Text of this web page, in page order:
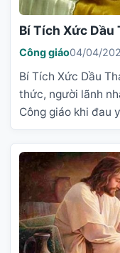
Bí Tích Xức Dầu
Công giáo04/04/
Bí Tích Xức Dầu
thức, người lãnh
Công giáo khi đau